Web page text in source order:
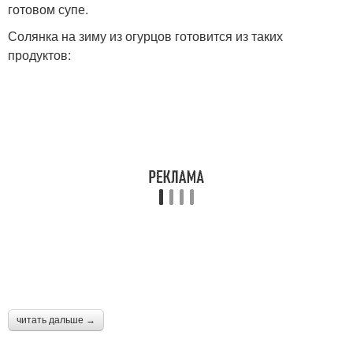
готовом супе.
Солянка на зиму из огурцов готовится из таких
продуктов:
читать дальше →